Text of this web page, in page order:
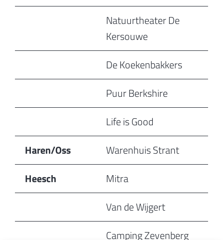
Natuurtheater De
Kersouwe
De Koekenbakkers
Puur Berkshire
Life is Good
Haren/Oss
Warenhuis Strant
Heesch
Mitra
Van de Wijgert
Camping Zevenberg